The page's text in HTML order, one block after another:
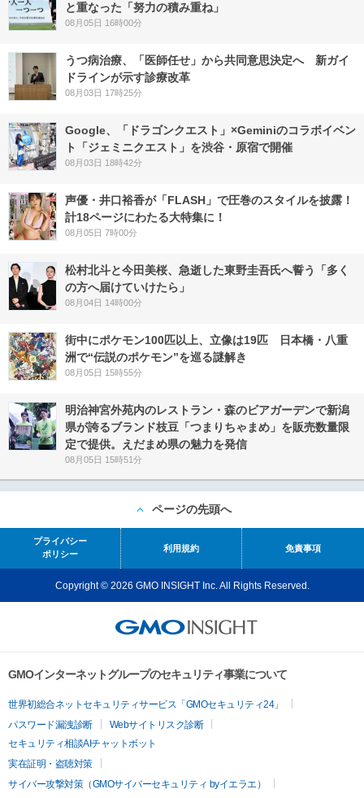
と重なった「努力の積み重ね」
08月05日 16時00分
うつ病治療、「医師任せ」から共同意思決定へ 新ガイ
ドラインが示す診療改革
08月03日 17時25分
Google、「ドラゴンクエスト」×Geminiのコラボイベン
ト「ジェミニクエスト」を渋谷・原宿で開催
08月03日 18時42分
声優・井口裕香が「FLASH」で圧巻のスタイルを披露！
計18ページにわたる大特集に！
08月05日 7時00分
松村北斗と今田美桜、急逝した東野圭吾氏へ誓う「多く
の方へ届けていけたら」
08月04日 14時00分
街中にポケモン100匹以上、立像は19匹 日本橋・八重
洲で“伝説のポケモン”を巡る謎解き
08月05日 15時55分
明治神宮外苑内のレストラン・森のビアガーデンで新潟
県が誇るブランド枝豆「つまりちゃまめ」を販売数量限
定で提供。えだまめ県の魅力を発信
08月05日 15時51分
ページの先頭へ
プライバシー
ポリシー
利用規約 免責事項
Copyright © 2026 GMO INSIGHT Inc. All Rights Reserved.
GMOインターネットグループのセキュリティ事業について
世界初総合ネットセキュリティサービス「GMOセキュリティ24」
パスワード漏洩診断
Webサイトリスク診断
セキュリティ相談AIチャットボット
実在証明・盗聴対策
サイバー攻撃対策（GMOサイバーセキュリティ byイエラエ）